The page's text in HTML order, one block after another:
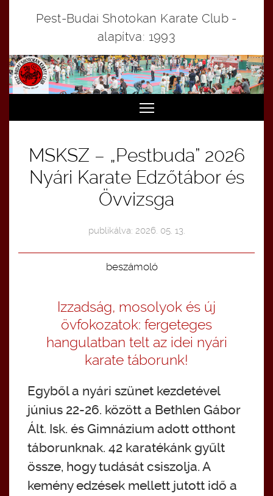
Pest-Budai Shotokan Karate Club -
alapítva: 1993
MSKSZ – „Pestbuda” 2026
Nyári Karate Edzőtábor és
Övvizsga
publikálva: 2026. 05. 13.
beszámoló
Izzadság, mosolyok és új
övfokozatok: fergeteges
hangulatban telt az idei nyári
karate táborunk!
Egyből a nyári szünet kezdetével
június 22-26. között a Bethlen Gábor
Ált. Isk. és Gimnázium adott otthont
táborunknak. 42 karatékánk gyűlt
össze, hogy tudását csiszolja. A
kemény edzések mellett jutott idő a